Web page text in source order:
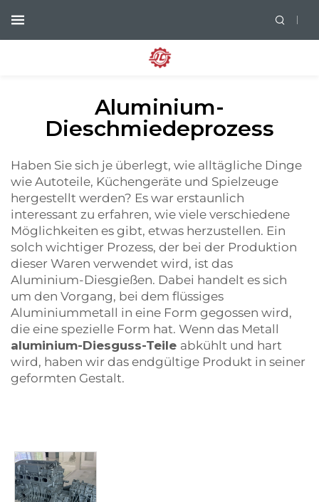
Aluminium-
Dieschmiedeprozess
Haben Sie sich je überlegt, wie alltägliche Dinge
wie Autoteile, Küchengeräte und Spielzeuge
hergestellt werden? Es war erstaunlich
interessant zu erfahren, wie viele verschiedene
Möglichkeiten es gibt, etwas herzustellen. Ein
solch wichtiger Prozess, der bei der Produktion
dieser Waren verwendet wird, ist das
Aluminium-Diesgießen. Dabei handelt es sich
um den Vorgang, bei dem flüssiges
Aluminiummetall in eine Form gegossen wird,
die eine spezielle Form hat. Wenn das Metall
aluminium-Diesguss-Teile abkühlt und hart
wird, haben wir das endgültige Produkt in seiner
geformten Gestalt.